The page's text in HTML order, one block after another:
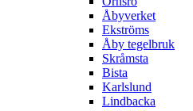
Åbyverket
Ekströms
Åby tegelbruk
Skråmsta
Bista
Karlslund
Lindbacka